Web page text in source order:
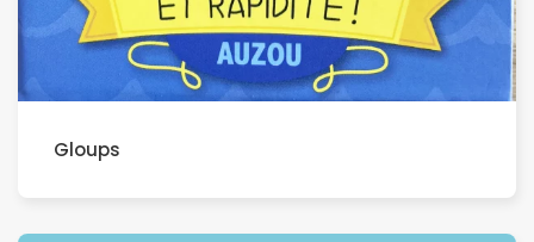
Gloups